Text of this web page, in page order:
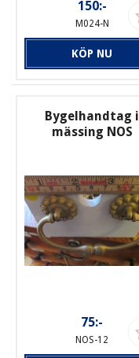
150:-
M024-N
KÖP NU
Bygelhandtag i
mässing NOS
75:-
NOS-12